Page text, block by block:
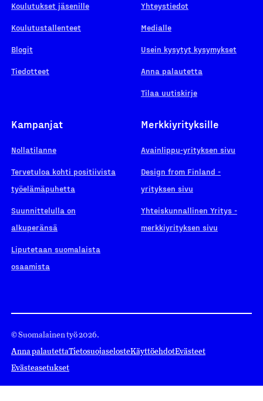
Koulutukset jäsenille
Koulutustallenteet
Blogit
Tiedotteet
Yhteystiedot
Medialle
Usein kysytyt kysymykset
Anna palautetta
Tilaa uutiskirje
Kampanjat
Nollatilanne
Tervetuloa kohti positiivista
työelämäpuhetta
Suunnittelulla on
alkuperänsä
Liputetaan suomalaista
osaamista
Merkkiyrityksille
Avainlippu-yrityksen sivu
Design from Finland -
yrityksen sivu
Yhteiskunnallinen Yritys -
merkkiyrityksen sivu
© Suomalainen työ 2026.
Anna palautettaTietosuojaselosteKäyttöehdotEvästeet
Evästeasetukset